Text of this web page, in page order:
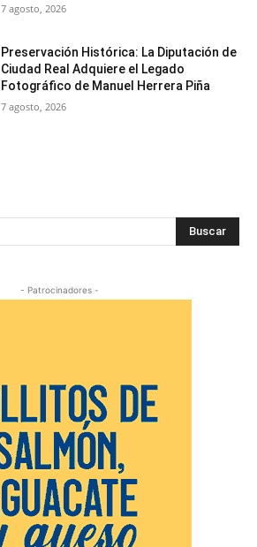
7 agosto, 2026
Preservación Histórica: La Diputación de
Ciudad Real Adquiere el Legado
Fotográfico de Manuel Herrera Piña
7 agosto, 2026
Buscar
- Patrocinadores -